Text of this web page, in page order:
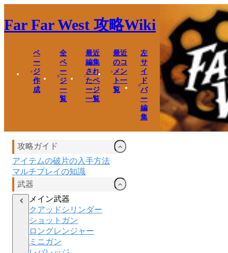
Far Far West 攻略Wiki
ペ
ー
ジ
作
成
全
ペ
ー
ジ
一
覧
最近
編集
され
たペ
ージ
一覧
最近
のコ
メン
ト一
覧
左
サ
イ
ド
バ
ー
編
集
攻略ガイド
アイテムの破片の入手方法
マルチプレイの知識
武器
メイン武器
クアッドシリンダー
ショットガン
ロングレンジャー
ミニガン